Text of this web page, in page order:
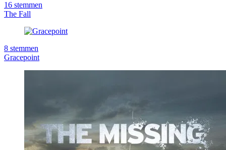
16 stemmen
The Fall
8 stemmen
Gracepoint